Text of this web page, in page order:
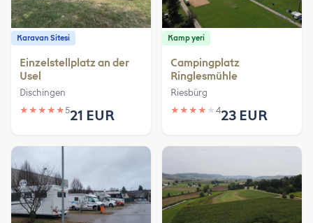
Karavan Sitesi
Einzelstellplatz an der
Usel
Dischingen
★ ★ ★ ★ ★521 EUR
Kamp yeri
Campingplatz
Ringlesmühle
Riesbürg
★ ★ ★ ★ ★ 423 EUR